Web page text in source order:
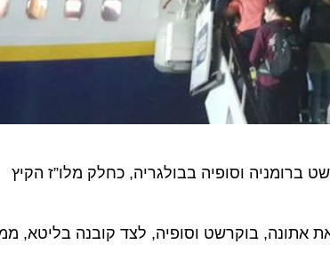
וסופיה בבולגריה, כחלק מלו”ז הקיץ
ובהם כאמור את אתונה, בוקרשט וסופיה, לצד קובנה בליטא, ממינגן